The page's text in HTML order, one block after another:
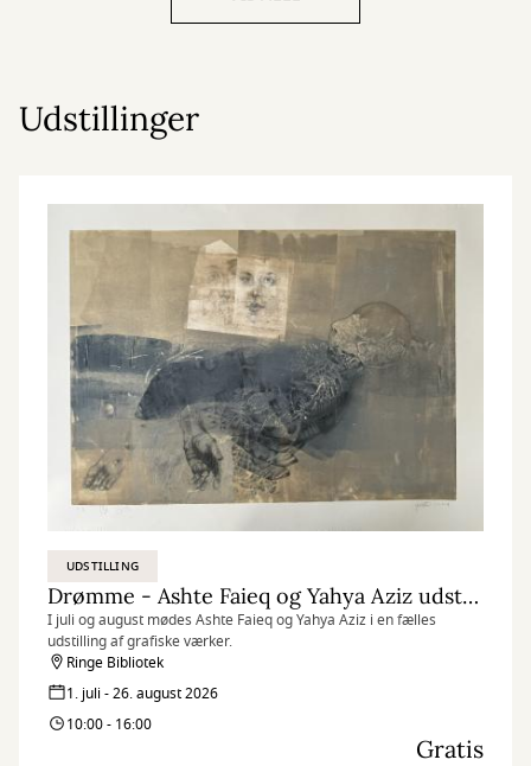
Udstillinger
UDSTILLING
Drømme - Ashte Faieq og Yahya Aziz udstiller i Store Sal
I juli og august mødes Ashte Faieq og Yahya Aziz i en fælles
udstilling af grafiske værker.
Ringe Bibliotek
1. juli - 26. august 2026
10:00 - 16:00
Gratis